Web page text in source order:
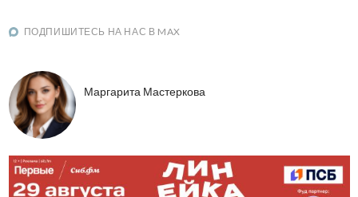
ПОДПИШИТЕСЬ НА НАС В MAX
Маргарита Мастеркова